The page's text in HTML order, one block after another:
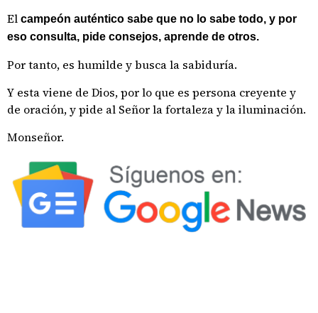
El campeón auténtico sabe que no lo sabe todo, y por
eso consulta, pide consejos, aprende de otros.
Por tanto, es humilde y busca la sabiduría.
Y esta viene de Dios, por lo que es persona creyente y
de oración, y pide al Señor la fortaleza y la iluminación.
Monseñor.